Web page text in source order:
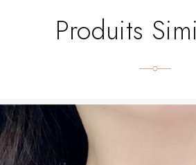
Produits